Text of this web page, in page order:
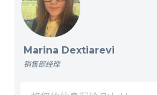
Marina Dextiarevi
销售部经理